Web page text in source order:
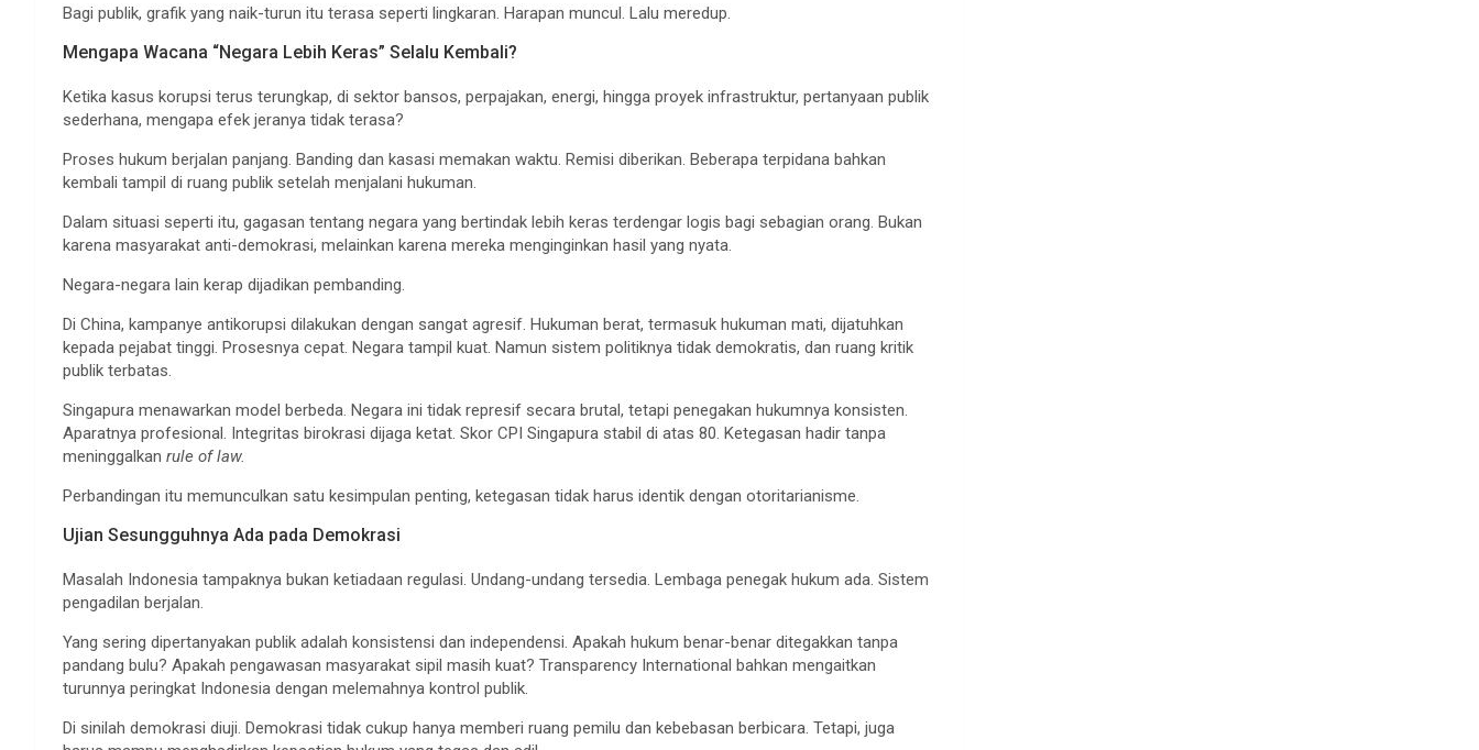
Bagi publik, grafik yang naik-turun itu terasa seperti lingkaran. Harapan muncul. Lalu meredup.
Mengapa Wacana “Negara Lebih Keras” Selalu Kembali?
Ketika kasus korupsi terus terungkap, di sektor bansos, perpajakan, energi, hingga proyek infrastruktur, pertanyaan publik
sederhana, mengapa efek jeranya tidak terasa?
Proses hukum berjalan panjang. Banding dan kasasi memakan waktu. Remisi diberikan. Beberapa terpidana bahkan
kembali tampil di ruang publik setelah menjalani hukuman.
Dalam situasi seperti itu, gagasan tentang negara yang bertindak lebih keras terdengar logis bagi sebagian orang. Bukan
karena masyarakat anti-demokrasi, melainkan karena mereka menginginkan hasil yang nyata.
Negara-negara lain kerap dijadikan pembanding.
Di China, kampanye antikorupsi dilakukan dengan sangat agresif. Hukuman berat, termasuk hukuman mati, dijatuhkan
kepada pejabat tinggi. Prosesnya cepat. Negara tampil kuat. Namun sistem politiknya tidak demokratis, dan ruang kritik
publik terbatas.
Singapura menawarkan model berbeda. Negara ini tidak represif secara brutal, tetapi penegakan hukumnya konsisten.
Aparatnya profesional. Integritas birokrasi dijaga ketat. Skor CPI Singapura stabil di atas 80. Ketegasan hadir tanpa
meninggalkan rule of law.
Perbandingan itu memunculkan satu kesimpulan penting, ketegasan tidak harus identik dengan otoritarianisme.
Ujian Sesungguhnya Ada pada Demokrasi
Masalah Indonesia tampaknya bukan ketiadaan regulasi. Undang-undang tersedia. Lembaga penegak hukum ada. Sistem
pengadilan berjalan.
Yang sering dipertanyakan publik adalah konsistensi dan independensi. Apakah hukum benar-benar ditegakkan tanpa
pandang bulu? Apakah pengawasan masyarakat sipil masih kuat? Transparency International bahkan mengaitkan
turunnya peringkat Indonesia dengan melemahnya kontrol publik.
Di sinilah demokrasi diuji. Demokrasi tidak cukup hanya memberi ruang pemilu dan kebebasan berbicara. Tetapi, juga